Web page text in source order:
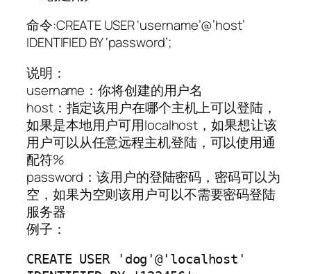
命令:CREATE USER ‘username’@’host’
IDENTIFIED BY ‘password’;
说明：
username：你将创建的用户名
host：指定该用户在哪个主机上可以登陆，
如果是本地用户可用localhost，如果想让该
用户可以从任意远程主机登陆，可以使用通
配符%
password：该用户的登陆密码，密码可以为
空，如果为空则该用户可以不需要密码登陆
服务器
例子：
CREATE USER 'dog'@'localhost'